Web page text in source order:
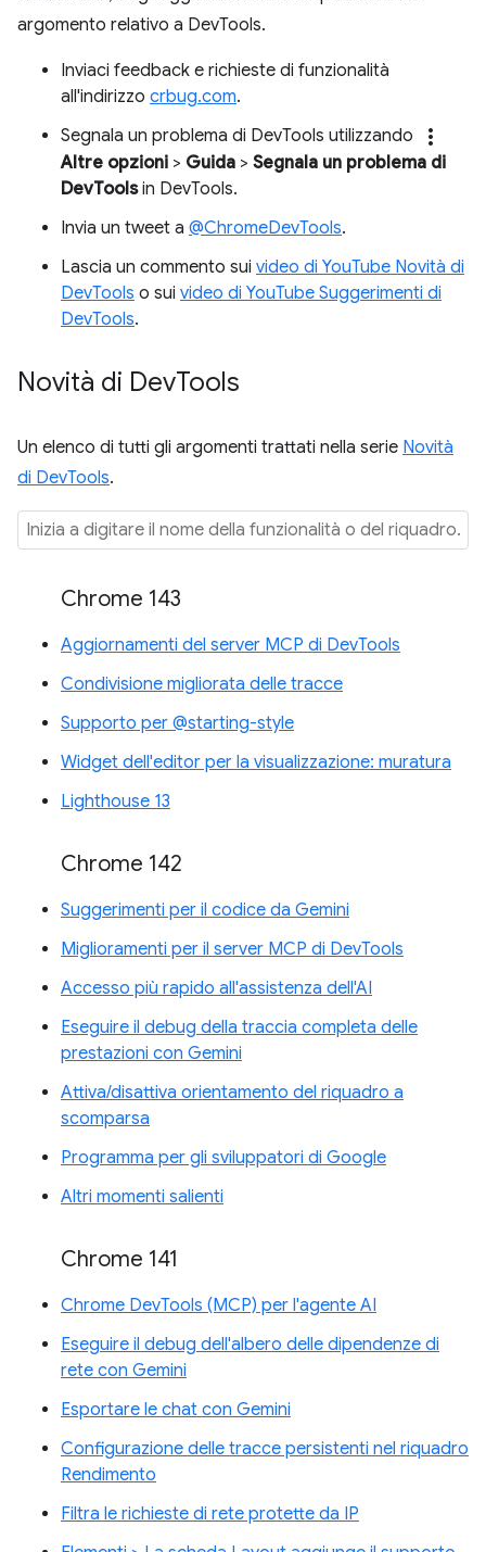
argomento relativo a DevTools.
Inviaci feedback e richieste di funzionalità
all'indirizzo crbug.com.
Segnala un problema di DevTools utilizzando
more_vert
Altre opzioni > Guida > Segnala un problema di
DevToolsin DevTools.
Invia un tweet a @ChromeDevTools.
Lascia un commento sui video di YouTube Novità di
DevTools o sui video di YouTube Suggerimenti di
DevTools.
Novità di DevTools
Un elenco di tutti gli argomenti trattati nella serie Novità
di DevTools.
Chrome 143
Aggiornamenti del server MCP di DevTools
Condivisione migliorata delle tracce
Supporto per @starting-style
Widget dell'editor per la visualizzazione: muratura
Lighthouse 13
Chrome 142
Suggerimenti per il codice da Gemini
Miglioramenti per il server MCP di DevTools
Accesso più rapido all'assistenza dell'AI
Eseguire il debug della traccia completa delle
prestazioni con Gemini
Attiva/disattiva orientamento del riquadro a
scomparsa
Programma per gli sviluppatori di Google
Altri momenti salienti
Chrome 141
Chrome DevTools (MCP) per l'agente AI
Eseguire il debug dell'albero delle dipendenze di
rete con Gemini
Esportare le chat con Gemini
Configurazione delle tracce persistenti nel riquadro
Rendimento
Filtra le richieste di rete protette da IP